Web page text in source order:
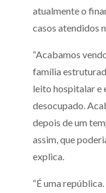
atualmente o
casos atendidos
“Acabamos
família
leito hospitalar e
desocupado.
depois de um
assim, que
explica.
“É uma